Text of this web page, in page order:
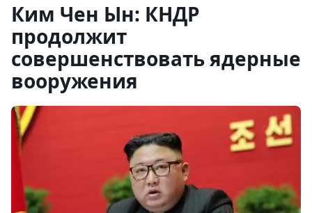
Ким Чен Ын: КНДР
продолжит
совершенствовать ядерные
вооружения